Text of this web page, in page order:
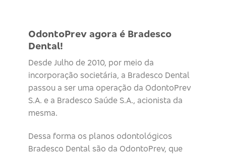
OdontoPrev agora é Bradesco
Dental!
Desde Julho de 2010, por meio da
incorporação societária, a Bradesco Dental
passou a ser uma operação da OdontoPrev
S.A. e a Bradesco Saúde S.A., acionista da
mesma.
Dessa forma os planos odontológicos
Bradesco Dental são da OdontoPrev, que